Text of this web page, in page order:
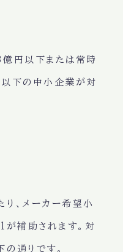
円以下または常時
下の中小企業が対
、メーカー希望小
が補助されます。対
通りです。